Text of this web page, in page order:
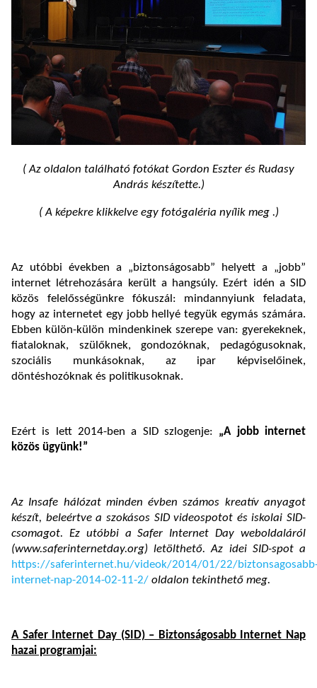
( Az oldalon található fotókat Gordon Eszter és Rudasy
András készítette.)
( A képekre klikkelve egy fotógaléria nyílik meg .)
Az utóbbi években a „biztonságosabb” helyett a „jobb”
internet létrehozására került a hangsúly. Ezért idén a SID
közös felelősségünkre fókuszál: mindannyiunk feladata,
hogy az internetet egy jobb hellyé tegyük egymás számára.
Ebben külön-külön mindenkinek szerepe van: gyerekeknek,
fiataloknak, szülőknek, gondozóknak, pedagógusoknak,
szociális munkásoknak, az ipar képviselőinek,
döntéshozóknak és politikusoknak.
Ezért is lett 2014-ben a SID szlogenje: „A jobb internet
közös ügyünk!”
Az Insafe hálózat minden évben számos kreatív anyagot
készít, beleértve a szokásos SID videospotot és iskolai SID-
csomagot. Ez utóbbi a Safer Internet Day weboldaláról
(www.saferinternetday.org) letölthető. Az idei SID-spot a
https://saferinternet.hu/videok/2014/01/22/
internet-nap-2014-02-11-2/ oldalon tekinthető meg.
A Safer Internet Day (SID) – Biztonságosabb Internet Nap
hazai programjai: